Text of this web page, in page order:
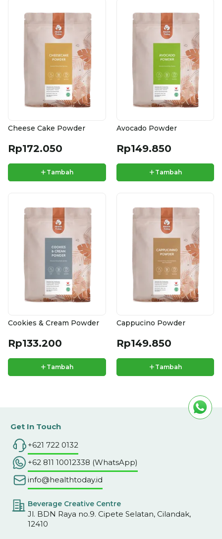
Cheese Cake Powder
Rp172.050
+ Tambah
Avocado Powder
Rp149.850
+ Tambah
Cookies & Cream Powder
Rp133.200
+ Tambah
Cappucino Powder
Rp149.850
+ Tambah
Get In Touch
+621 722 0132
+62 811 10012338 (WhatsApp)
info@healthtoday.id
Beverage Creative Centre
Jl. BDN Raya no.9. Cipete Selatan, Cilandak,
12410